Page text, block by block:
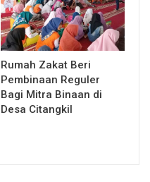
Rumah Zakat Beri
Pembinaan Reguler
Bagi Mitra Binaan di
Desa Citangkil